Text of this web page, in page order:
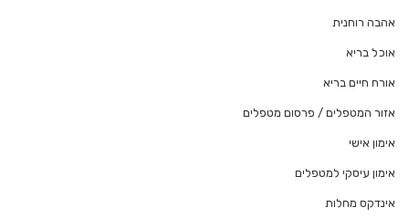
אהבה רוחנית
אוכל בריא
אורח חיים בריא
אזור המטפלים / פרסום מטפלים
אימון אישי
אימון עיסקי למטפלים
אינדקס מחלות